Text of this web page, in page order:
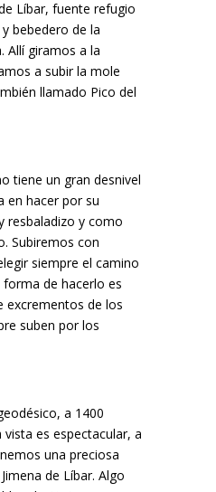
Líbar, fuente refugio
bebedero de la
Allí giramos a la
a subir la mole
llamado Pico del
tiene un gran desnivel
en hacer por su
resbaladizo y como
Subiremos con
siempre el camino
de hacerlo es
excrementos de los
suben por los
a 1400
es espectacular, a
una preciosa
de Líbar. Algo